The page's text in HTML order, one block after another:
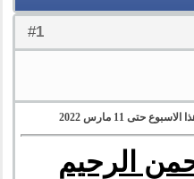
#
1
حتى 11 مارس 2022
الرحيم